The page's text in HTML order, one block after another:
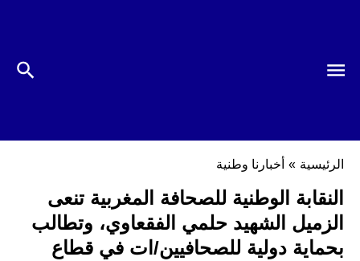
الرئيسية » أخبارنا وطنية
النقابة الوطنية للصحافة المغربية تنعى
الزميل الشهيد حلمي الفقعاوي، وتطالب
بحماية دولية للصحافيين/ات في قطاع